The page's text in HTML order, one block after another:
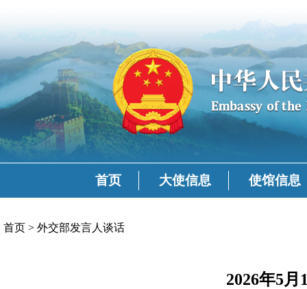
首页 大使信息 使馆信息
首页 > 外交部发言人谈话
2026年5